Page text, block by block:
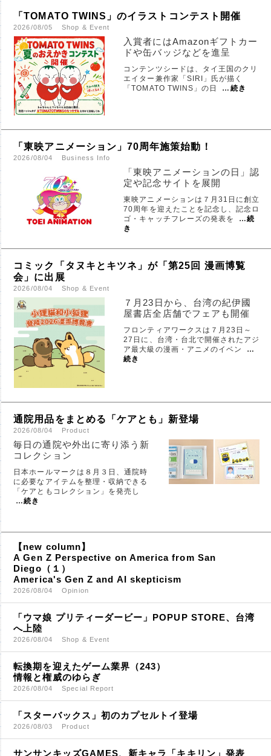
「TOMATO TWINS」のイラストコンテスト開催
2026/08/05 Shop & Event
入賞者にはAmazonギフトカー
ドや缶バッジなどを進呈
コンテンツシードは、タイ王国のクリ
エイター兼作家「SIRI」氏が描く
「TOMATO TWINS」の日
… 続き
「東映アニメーション」70周年施策始動！
2026/08/04 Business Info
「東映アニメーションの日」認
定や記念サイトを展開
東映アニメーションは７月31日に創立
70周年を迎えたことを記念し、記念ロ
ゴ・キャッチフレーズの発表を
…続
き
コミック「タヌキとキツネ」が「第25回 漫画博覧
会」に出展
2026/08/04 Shop & Event
７月23日から、台湾の紀伊國
屋書店全店舗でフェアも開催
フロンティアワークスは７月23日～
27日に、台湾・台北で開催されたアジ
ア最大級の漫画・アニメのイベン
…
続き
通院用品をまとめる「ケアとも」新登場
2026/08/04 Product
毎日の通院や外出に寄り添う新
コレクション
日本ホールマークは８月３日、通院時
に必要なアイテムを整理・収納できる
「ケアともコレクション」を発売し
…続き
【new column】
A Gen Z Perspective on America from San
Diego（１）
America's Gen Z and AI skepticism
2026/08/04 Opinion
「ウマ娘 プリティーダービー」POPUP STORE、台湾
へ上陸
2026/08/04 Shop & Event
転換期を迎えたゲーム業界（243）
情報と権威のゆらぎ
2026/08/04 Special Report
「スターバックス」初のカプセルトイ登場
2026/08/03 Product
サンサンキッズGAMES、新キャラ「キキリン」発表